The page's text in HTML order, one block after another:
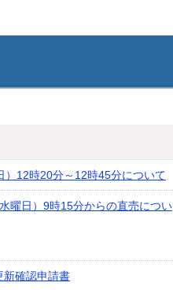
12時20分～12時45分について
曜日）9時15分からの直売につい
確認申請書